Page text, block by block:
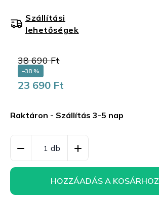
38 690 Ft
–38 %
23 690 Ft
Raktáron - Szállítás 3-5 nap
Szállítási
lehetőségek
HOZZÁADÁS A KOSÁRHOZ